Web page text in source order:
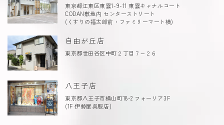
東京都江東区東雲1-9-11 東雲キャナルコート
CODAN敷地内 センターストリート
(くすりの福太郎前・ファミリーマート横)
自由が丘店
東京都世田谷区中町２丁目７−２６
八王子店
東京都八王子市横山町18-2 フォーリア3F
(1F 伊勢屋呉服店)